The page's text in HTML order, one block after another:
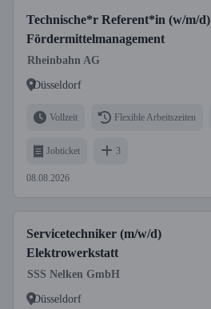
Technische*r Referent*in (w/m/d)
Fördermittelmanagement
Rheinbahn AG
Düsseldorf
Vollzeit Flexible Arbeitszeiten
Jobticket 3
08.08.2026
Servicetechniker (m/w/d)
Elektrowerkstatt
SSS Nelken GmbH
Düsseldorf